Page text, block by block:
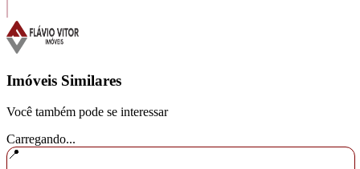
Imóveis Similares
Você também pode se interessar
Carregando...
📍